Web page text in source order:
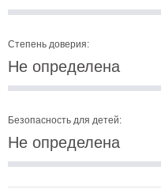
Степень доверия:
Не определена
Безопасность для детей:
Не определена